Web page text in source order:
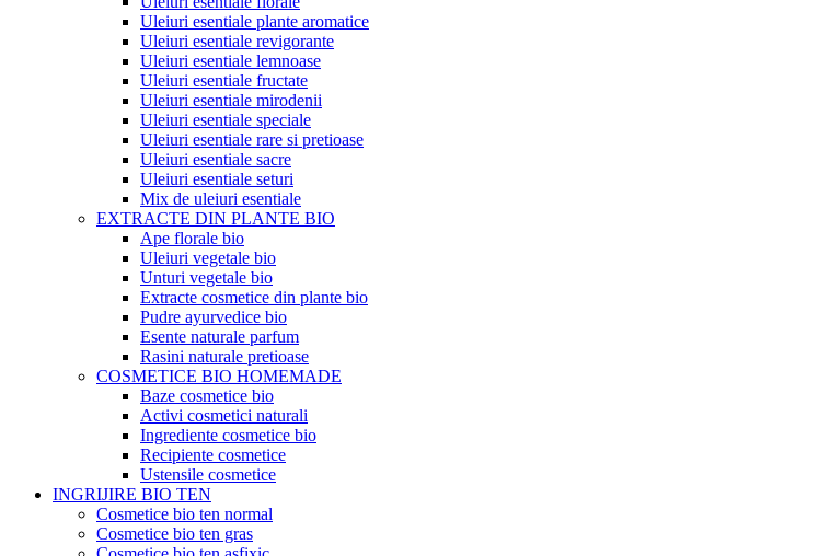
Uleiuri esentiale plante aromatice
Uleiuri esentiale revigorante
Uleiuri esentiale lemnoase
Uleiuri esentiale fructate
Uleiuri esentiale mirodenii
Uleiuri esentiale speciale
Uleiuri esentiale rare si pretioase
Uleiuri esentiale sacre
Uleiuri esentiale seturi
Mix de uleiuri esentiale
EXTRACTE DIN PLANTE BIO
Ape florale bio
Uleiuri vegetale bio
Unturi vegetale bio
Extracte cosmetice din plante bio
Pudre ayurvedice bio
Esente naturale parfum
Rasini naturale pretioase
COSMETICE BIO HOMEMADE
Baze cosmetice bio
Activi cosmetici naturali
Ingrediente cosmetice bio
Recipiente cosmetice
Ustensile cosmetice
INGRIJIRE BIO TEN
Cosmetice bio ten normal
Cosmetice bio ten gras